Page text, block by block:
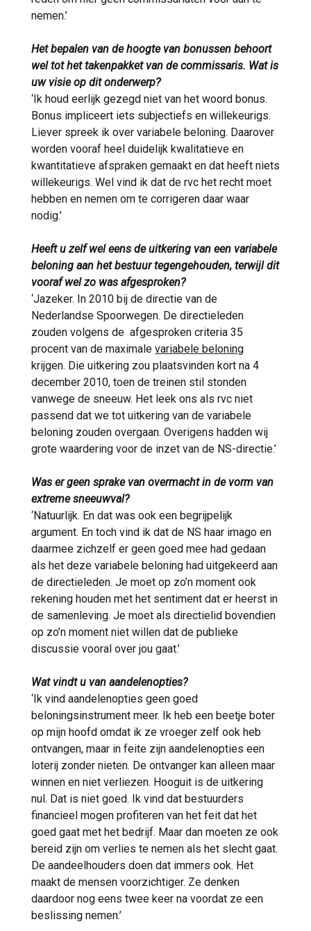
nemen.’
Het bepalen van de hoogte van bonussen behoort
wel tot het takenpakket van de commissaris. Wat is
uw visie op dit onderwerp?
‘Ik houd eerlijk gezegd niet van het woord bonus.
Bonus impliceert iets subjectiefs en willekeurigs.
Liever spreek ik over variabele beloning. Daarover
worden vooraf heel duidelijk kwalitatieve en
kwantitatieve afspraken gemaakt en dat heeft niets
willekeurigs. Wel vind ik dat de rvc het recht moet
hebben en nemen om te corrigeren daar waar
nodig.’
Heeft u zelf wel eens de uitkering van een variabele
beloning aan het bestuur tegengehouden, terwijl dit
vooraf wel zo was afgesproken?
‘Jazeker. In 2010 bij de directie van de
Nederlandse Spoorwegen. De directieleden
zouden volgens de afgesproken criteria 35
procent van de maximale variabele beloning
krijgen. Die uitkering zou plaatsvinden kort na 4
december 2010, toen de treinen stil stonden
vanwege de sneeuw. Het leek ons als rvc niet
passend dat we tot uitkering van de variabele
beloning zouden overgaan. Overigens hadden wij
grote waardering voor de inzet van de NS-directie.’
Was er geen sprake van overmacht in de vorm van
extreme sneeuwval?
‘Natuurlijk. En dat was ook een begrijpelijk
argument. En toch vind ik dat de NS haar imago en
daarmee zichzelf er geen goed mee had gedaan
als het deze variabele beloning had uitgekeerd aan
de directieleden. Je moet op zo’n moment ook
rekening houden met het sentiment dat er heerst in
de samenleving. Je moet als directielid bovendien
op zo’n moment niet willen dat de publieke
discussie vooral over jou gaat.’
Wat vindt u van aandelenopties?
‘Ik vind aandelenopties geen goed
beloningsinstrument meer. Ik heb een beetje boter
op mijn hoofd omdat ik ze vroeger zelf ook heb
ontvangen, maar in feite zijn aandelenopties een
loterij zonder nieten. De ontvanger kan alleen maar
winnen en niet verliezen. Hooguit is de uitkering
nul. Dat is niet goed. Ik vind dat bestuurders
financieel mogen profiteren van het feit dat het
goed gaat met het bedrijf. Maar dan moeten ze ook
bereid zijn om verlies te nemen als het slecht gaat.
De aandeelhouders doen dat immers ook. Het
maakt de mensen voorzichtiger. Ze denken
daardoor nog eens twee keer na voordat ze een
beslissing nemen.’